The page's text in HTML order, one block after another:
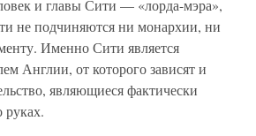
и главы Сити — «лорда-мэра»,
не подчиняются ни монархии, ни
Именно Сити является
Англии, от которого зависят и
являющиеся фактически
руках.